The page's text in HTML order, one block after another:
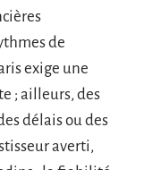
de
exige une
; ailleurs, des
délais ou des
averti,